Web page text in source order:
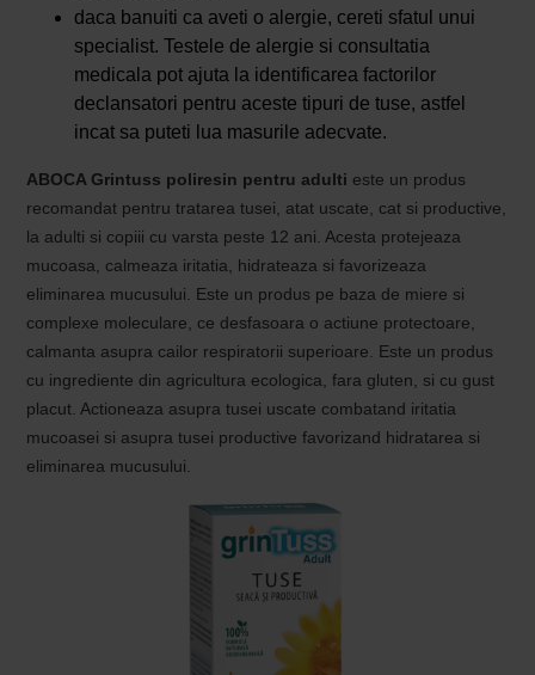
daca banuiti ca aveti o alergie, cereti sfatul unui
specialist. Testele de alergie si consultatia
medicala pot ajuta la identificarea factorilor
declansatori pentru aceste tipuri de tuse, astfel
incat sa puteti lua masurile adecvate.
ABOCA Grintuss poliresin pentru adulti este un produs
recomandat pentru tratarea tusei, atat uscate, cat si productive,
la adulti si copiii cu varsta peste 12 ani. Acesta protejeaza
mucoasa, calmeaza iritatia, hidrateaza si favorizeaza
eliminarea mucusului. Este un produs pe baza de miere si
complexe moleculare, ce desfasoara o actiune protectoare,
calmanta asupra cailor respiratorii superioare. Este un produs
cu ingrediente din agricultura ecologica, fara gluten, si cu gust
placut. Actioneaza asupra tusei uscate combatand iritatia
mucoasei si asupra tusei productive favorizand hidratarea si
eliminarea mucusului.